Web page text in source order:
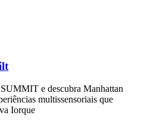
e descubra Manhattan
multissensoriais que
Iorque